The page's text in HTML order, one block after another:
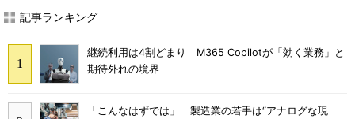
記事ランキング
継続利用は4割どまり M365 Copilotが「効く業務」と
期待外れの境界
「こんなはずでは」 製造業の若手は“アナログな現